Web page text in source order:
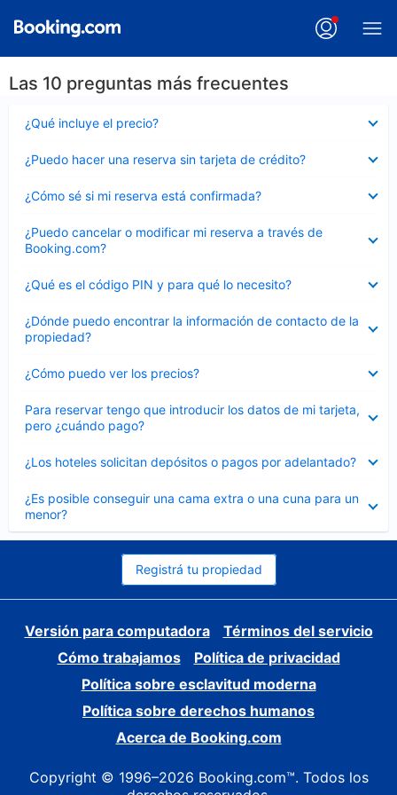
Las 10 preguntas más frecuentes
¿Qué incluye el precio?
cerrado
¿Puedo hacer una reserva sin tarjeta de crédito?
cerrado
¿Cómo sé si mi reserva está confirmada?
cerrado
¿Puedo cancelar o modificar mi reserva a través de
Booking.com?
cerrado
¿Qué es el código PIN y para qué lo necesito?
cerrado
¿Dónde puedo encontrar la información de contacto de la
propiedad?
cerrado
¿Cómo puedo ver los precios?
cerrado
Para reservar tengo que introducir los datos de mi tarjeta,
pero ¿cuándo pago?
cerrado
¿Los hoteles solicitan depósitos o pagos por adelantado?
cerrado
¿Es posible conseguir una cama extra o una cuna para un
menor?
cerrado
Registrá tu propiedad
Versión para computadora
Términos del servicio
Cómo trabajamos
Política de privacidad
Política sobre esclavitud moderna
Política sobre derechos humanos
Acerca de Booking.com
Copyright © 1996–2026 Booking.com™. Todos los